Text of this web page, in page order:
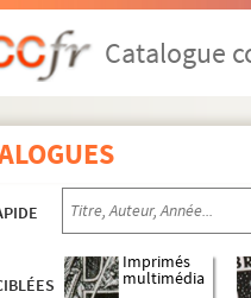
Catalogue
Imprimés
multimédia
Banque L. Dupont & Cie
Bardou fils & Cie
Bariquand & Marre
Baruch, Jean
Baudet-Archat
Baumann, G.